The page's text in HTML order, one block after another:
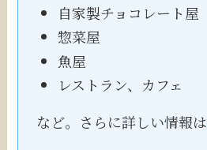
自家製チョコレート屋
惣菜屋
魚屋
レストラン、カフェ
など。さらに詳しい情報は